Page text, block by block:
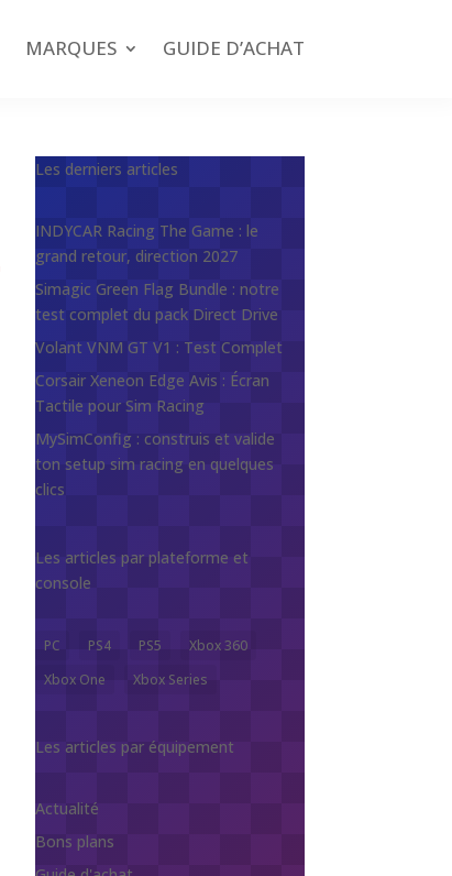
MARQUES GUIDE D’ACHAT
Les derniers articles
INDYCAR Racing The Game : le
grand retour, direction 2027
Simagic Green Flag Bundle : notre
test complet du pack Direct Drive
Volant VNM GT V1 : Test Complet
Corsair Xeneon Edge Avis : Écran
Tactile pour Sim Racing
MySimConfig : construis et valide
ton setup sim racing en quelques
clics
Les articles par plateforme et
console
PC PS4 PS5
Xbox 360
Xbox One
Xbox Series
Les articles par équipement
Actualité
Bons plans